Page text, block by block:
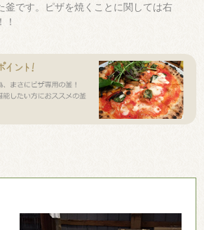
釜です。ピザを焼くことに関しては右
！